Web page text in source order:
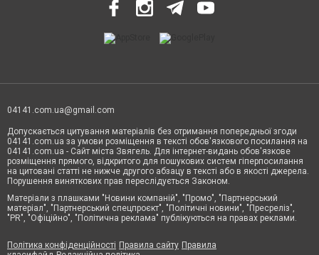
04141.com.ua@gmail.com
Допускається цитування матеріалів без отримання попередньої згоди
04141.com.ua за умови розміщення в тексті обов'язкового посилання на
04141.com.ua - Сайт міста Звягель. Для інтернет-видань обов'язкове
розміщення прямого, відкритого для пошукових систем гіперпосилання
на цитовані статті не нижче другого абзацу в тексті або в якості джерела.
Порушення виняткових прав переслідується Законом.
Матеріали з плашками "Новини компаній", "Промо", "Партнерський
матеріал", "Партнерський спецпроєкт", "Політичні новини", "Пресреліз",
"PR", "Офіційно", "Політична реклама" публікуються на правах реклами.
Політика конфіденційності Правила сайту Правила